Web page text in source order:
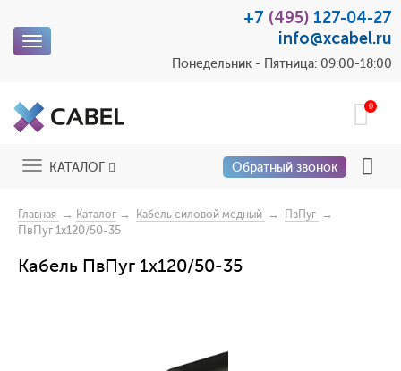
Toggle
+7 (495) 127-04-27
info@xcabel.ru
Понедельник - Пятница: 09:00-18:00
0
ToggleКАТАЛОГ Обратный звонок
Главная → Каталог → Кабель силовой медный → ПвПуг →
ПвПуг 1x120/50-35
Кабель ПвПуг 1x120/50-35